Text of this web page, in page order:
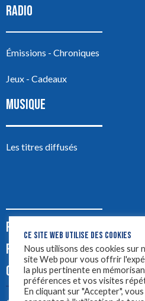
RADIO
Émissions - Chroniques
Jeux - Cadeaux
MUSIQUE
Les titres diffusés
PODCASTS
PUB
CONTACT
CE SITE WEB UTILISE DES COOKIES
Nous utilisons des cookies sur
site Web pour vous offrir
la plus pertinente en
préférences et vos visites
En cliquant sur "Accepter", vous